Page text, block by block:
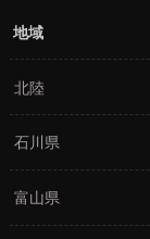
地域
北陸
石川県
富山県